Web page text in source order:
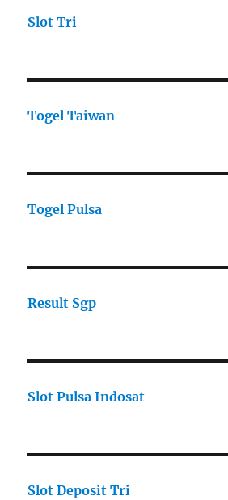
Slot Tri
Togel Taiwan
Togel Pulsa
Result Sgp
Slot Pulsa Indosat
Slot Deposit Tri